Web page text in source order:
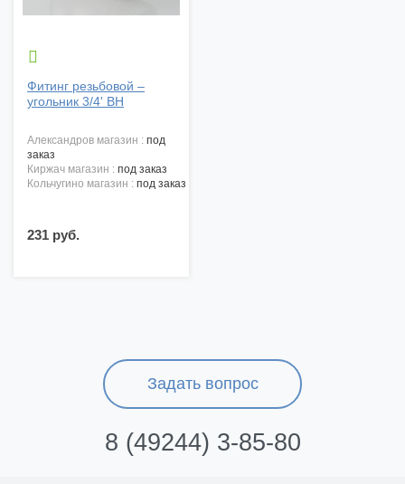

Фитинг резьбовой –
угольник 3/4' ВН
александров магазин : под
заказ
киржач магазин : под заказ
кольчугино магазин : под заказ
231 руб.
Задать вопрос
8 (49244) 3-85-80